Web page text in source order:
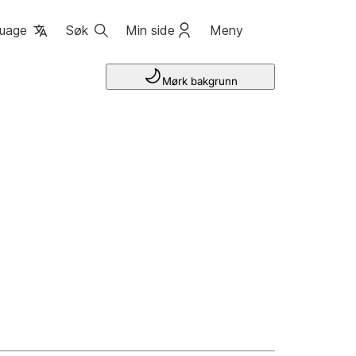
Søk Min side Meny
Mørk bakgrunn